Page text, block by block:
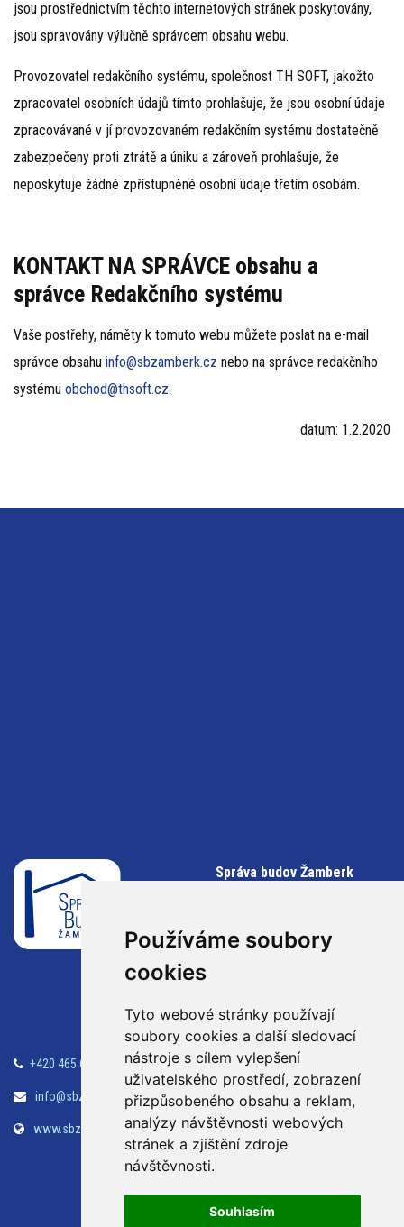
Používáme soubory
cookies
Tyto webové stránky používají
soubory cookies a další sledovací
nástroje s cílem vylepšení
uživatelského prostředí, zobrazení
přizpůsobeného obsahu a reklam,
analýzy návštěvnosti webových
stránek a zjištění zdroje
návštěvnosti.
Souhlasím
jsou prostřednictvím těchto internetových stránek poskytovány,
jsou spravovány výlučně správcem obsahu webu.
Provozovatel redakčního systému, společnost TH SOFT, jakožto
zpracovatel osobních údajů tímto prohlašuje, že jsou osobní údaje
zpracovávané v jí provozovaném redakčním systému dostatečně
zabezpečeny proti ztrátě a úniku a zároveň prohlašuje, že
neposkytuje žádné zpřístupněné osobní údaje třetím osobám.
KONTAKT NA SPRÁVCE obsahu a
správce Redakčního systému
Vaše postřehy, náměty k tomuto webu můžete poslat na e-mail
správce obsahu info@sbzamberk.cz nebo na správce redakčního
systému obchod@thsoft.cz.
datum: 1.2.2020
Správa budov Žamberk
Žamberk
+420 465 614 609
info@sbzamberk.cz
www.sbzamberk.cz
Tepelné hospodářství
Účetnictví